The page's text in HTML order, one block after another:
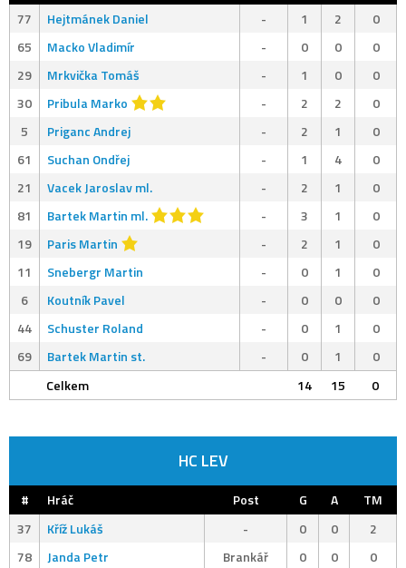
77
Hejtmánek Daniel - 1 2
0
65
Macko Vladimír - 0 0
0
29
Mrkvička Tomáš - 1 0
0
30
Pribula Marko - 2 2
0
5
Priganc Andrej - 2 1
0
61
Suchan Ondřej - 1 4
0
21
Vacek Jaroslav ml. - 2 1
0
81
Bartek Martin ml. - 3 1
0
19
Paris Martin - 2 1
0
11
Snebergr Martin - 0 1
0
6
Koutník Pavel - 0 0
0
44
Schuster Roland - 0 1
0
69
Bartek Martin st. - 0 1
0
Celkem
14 15 0
HC LEV
# Hráč Post G A
TM
37
Kříž Lukáš - 0 0
2
78
Janda Petr Brankář 0 0 0